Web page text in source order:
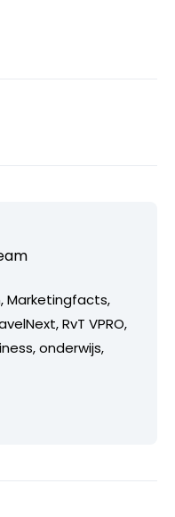
Marketingfacts,
RvT VPRO,
onderwijs,